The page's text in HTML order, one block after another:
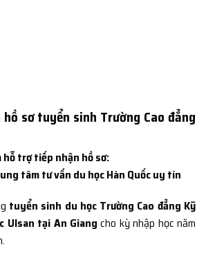
sơ tuyển sinh Trường Cao đẳng
trợ tiếp nhận hồ sơ:
tâm tư vấn du học Hàn Quốc uy tín
tuyển sinh du học Trường Cao đẳng Kỹ
Ulsan tại An Giang cho kỳ nhập học năm